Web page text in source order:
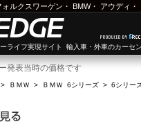
ォルクスワーゲン ・ BMW・ アウディ ・
ライフ実現サイト 輸入車・外車のカーセ
発表当時の価格です
> ＢＭＷ > ＢＭＷ 6シリーズ > 6シリー